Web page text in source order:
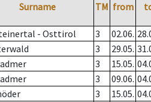
Surname TM from
- Osttirol 3 02.06.
3 29.05.
3 15.05.
3 09.06.
3 15.05.